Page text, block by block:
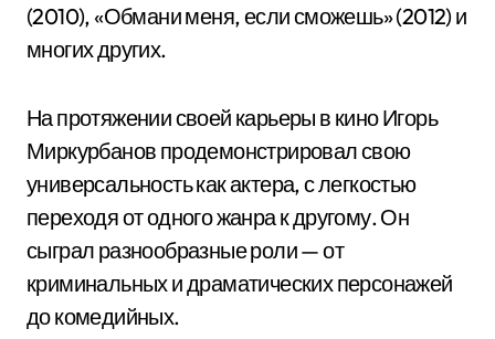
(2010), «Обмани меня, если сможешь» (2012) и
многих других.
На протяжении своей карьеры в кино Игорь
Миркурбанов продемонстрировал свою
универсальность как актера, с легкостью
переходя от одного жанра к другому. Он
сыграл разнообразные роли — от
криминальных и драматических персонажей
до комедийных.